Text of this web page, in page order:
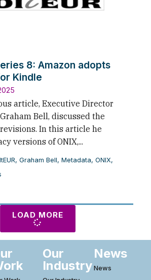
8: Amazon adopts
Kindle
article, Executive Director
Bell, discussed the
In this article he
versions of ONIX,...
, Graham Bell, Metadata, ONIX,
LOAD MORE
Our
Industry
News
News